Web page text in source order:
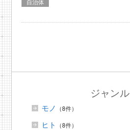
自治体
ジャンル
モノ （8件）
ヒト （8件）